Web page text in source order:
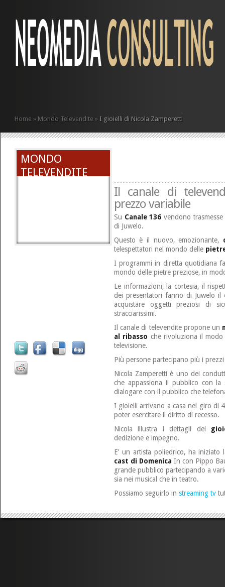
Home » Mondo Televendite » I gioielli di Nicola Zamperetti
MONDO
TELEVENDITE
Il canale di
prezzo variabile
Su Canale 136 vendono
di Juwelo.
Questo è il nuovo, emozionante,
telespettatori nel mondo delle
I programmi in diretta quotidiana
mondo delle pietre preziose, in
Le informazioni, la cortesia, il
dei presentatori fanno di Juwelo
acquistare oggetti preziosi di
stracciarissimi.
Il canale di televendite propone un
al ribasso che rivoluziona il
televisione.
Più persone partecipano più i prezzi
Nicola Zamperetti è uno dei
che appassiona il pubblico con
dialogare con il pubblico che
I gioielli arrivano a casa nel giro di
poter esercitare il diritto di recesso.
Nicola illustra i dettagli dei
dedizione e impegno.
E’ un artista poliedrico, ha
cast di Domenica In con Pippo
grande pubblico partecipando a
sia nei musical che in teatro.
Possiamo seguirlo in streaming tv